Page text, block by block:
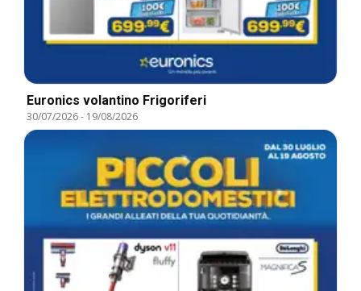
Euronics volantino Frigoriferi
30/07/2026- 19/08/2026